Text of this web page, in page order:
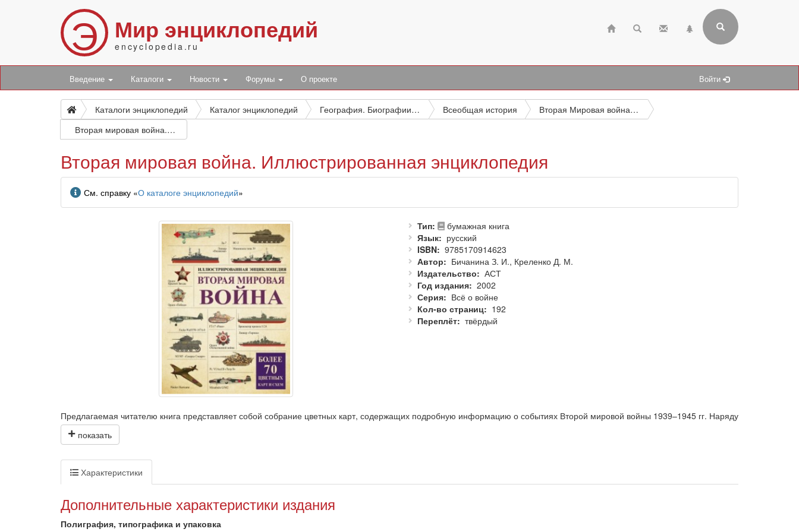
Э Мир энциклопедий
encyclopedia.ru
Введение Каталоги Новости Форумы О проекте Войти
Каталоги энциклопедий Каталог энциклопедий География. Биографии. История Всеобщая история
Вторая Мировая война, 1939—1945
Вторая мировая война. Иллюстрированная энциклопедия
Вторая мировая война. Иллюстрированная энциклопедия
Информация
См. справку «О каталоге энциклопедий»
Тип
бумажная книга
Язык
русский
ISBN
9785170914623
Автор
Бичанина З. И., Креленко Д. М.
Издательство
АСТ
Год издания
2002
Серия
Всё о войне
Кол-во страниц
192
Переплёт
твёрдый
Предлагаемая читателю книга представляет собой собрание цветных карт, содержащих подробную информацию о событиях Второй мировой войны 1939–1945 гг. Наряду
с картами книга включает в себя сопроводительные тексты, в которых изложены особенности и итоги военных событий, отраженных на картах. Материал дополнен
иллюстрациями, биографиями отдельных политических и военных деятелей. Особое внимание в атласе уделено событиям, которые сыграли важную роль в истории
Издание адресовано широкому кругу читателей, интересующихся военной историей.
Характеристики
Дополнительные характеристики издания
Полиграфия, типографика и упаковка